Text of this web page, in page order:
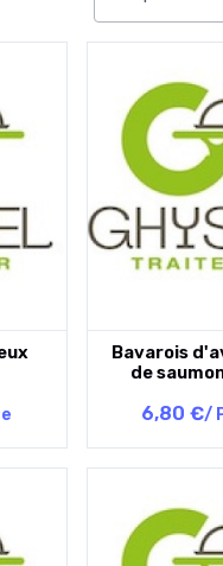
Bavarois
de
6,80 €/